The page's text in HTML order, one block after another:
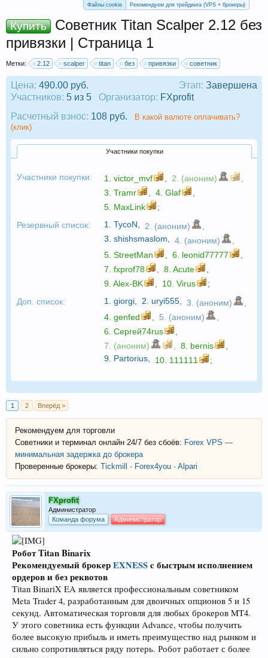
Файлы cookie Рекомендуем для трейдинга (VPS + брокеры)
Купить
Советник Titan Scalper 2.12 без
привязки | Страница 1
Метки: 2.12 scalper titan без привязки советник
Этап: Завершена
Цена: 490.00 руб.
Участников: 5 из 5 Организатор: FXprofit
Расчетный взнос: 108 руб.
В какой валюте оплачивать?
(клик)
Участники покупки
Участники покупки: 1. victor_mvf 2. (аноним)
3. Tramr 4. Glaf
5. MaxLink
;
Резервный список:
1. TycoN 2. (аноним)
3. shishsmaslom 4. (аноним)
5. StreetMan 6. leonid77777
7. fxprof78 8. Acute
9. Alex-BK 10. Virus
;
Доп. список:
1. giorgi 2. uryi555 3. (аноним)
4. genfed 5. (аноним)
6. Сергей74rus
7. (аноним)
8. bernis
9. Partorius 10. 111111 ;
1 2 Вперёд >
Рекомендуем для торговли
Советники и терминал онлайн 24/7 без сбоёв: Forex VPS —
минимальная задержка до брокера
Проверенные брокеры: Tickmill · Forex4you · Alpari
FXprofit
Администратор
Команда форума
Администратор
Робот Titan Binarix
Рекомендуемый брокерEXNESSc быстрым исполнением
ордеров и без реквотов
Titan BinariX EA является профессиональным советником
Meta Trader 4, разработанным для двоичных опционов 5 и 15
секунд. Автоматическая торговля для любых брокеров MT4.
У этого советника есть функции Advance, чтобы получить
более высокую прибыль и иметь преимущество над рынком и
сильно сопротивляться ряду потерь. Робот работает с более